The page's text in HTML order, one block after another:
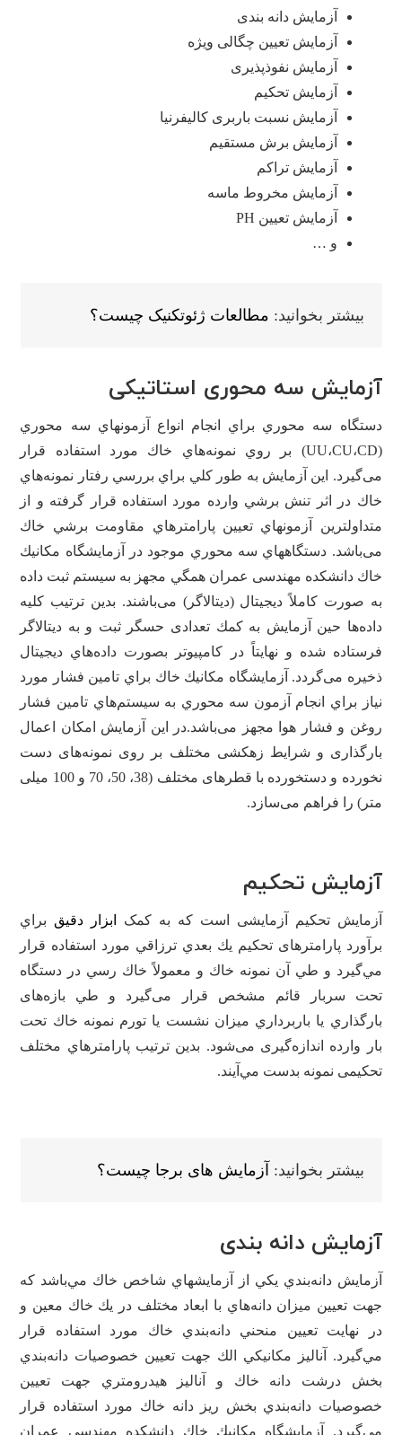
آزمایش دانه بندی
آزمایش تعیین چگالی ویژه
آزمایش نفوذپذیری
آزمایش تحکیم
آزمایش نسبت باربری کالیفرنیا
آزمایش برش مستقیم
آزمایش تراکم
آزمایش مخروط ماسه
آزمایش تعیین PH
و …
بیشتر بخوانید: مطالعات ژئوتکنیک چیست؟
آزمایش سه محوری استاتیکی
دستگاه سه محوري براي انجام انواع آزمونهاي سه محوري
(UU،CU،CD) بر روي نمونه‌هاي خاك مورد استفاده قرار
می‌گيرد. اين آزمايش به طور كلي براي بررسي رفتار نمونه‌هاي
خاك در اثر تنش برشي وارده مورد استفاده قرار گرفته و از
متداولترين آزمونهاي تعيين پارامترهاي مقاومت برشي خاك
می‌باشد. دستگاههاي سه محوري موجود در آزمايشگاه مكانيك
خاك دانشكده مهندسی عمران همگي مجهز به سيستم ثبت داده
به صورت كاملاً دیجیتال (ديتالاگر) می‌باشند. بدين ترتيب كليه
داده‌ها حين آزمايش به كمك تعدادی حسگر ثبت و به ديتالاگر
فرستاده شده و نهايتاً در كامپيوتر بصورت داده‌هاي ديجيتال
ذخیره می‌گردد. آزمايشگاه مكانيك خاك براي تامين فشار مورد
نياز براي انجام آزمون سه محوري به سيستم‌هاي تامين فشار
روغن و فشار هوا مجهز می‌باشد.در این آزمایش امکان اعمال
بارگذاری و شرایط زهکشی مختلف بر روی نمونه‌های دست
نخورده و دستخورده با قطرهای مختلف (38، 50، 70 و 100 میلی
متر) را فراهم می‌سازد.
آزمایش تحکیم
آزمايش تحكيم آزمايشی است که به کمک ابزار دقیق براي
برآورد پارامترهای تحكيم يك بعدي ترزاقي مورد استفاده قرار
مي‌گيرد و طي آن نمونه خاك و معمولاً خاك رسي در دستگاه
تحت سربار قائم مشخص قرار می‌گيرد و طي بازه‌های
بارگذاري يا باربرداري ميزان نشست يا تورم نمونه خاك تحت
بار وارده اندازه‌گیری می‌شود. بدين ترتيب پارامترهاي مختلف
تحكيمی نمونه بدست مي‌آيند.
بیشتر بخوانید: آزمایش های برجا چیست؟
آزمایش دانه بندی
آزمايش دانه‌بندي يكي از آزمايشهاي شاخص خاك مي‌باشد كه
جهت تعيين ميزان دانه‌هاي با ابعاد مختلف در يك خاك معين و
در نهايت تعيين منحني دانه‌بندي خاك مورد استفاده قرار
مي‌گيرد. آناليز مكانيكي الك جهت تعيين خصوصيات دانه‌بندي
بخش درشت دانه خاك و آناليز هيدرومتري جهت تعيين
خصوصيات دانه‌بندي بخش ريز دانه خاك مورد استفاده قرار
مي‌گيرد. آزمايشگاه مكانيك خاك دانشكده مهندسي عمران